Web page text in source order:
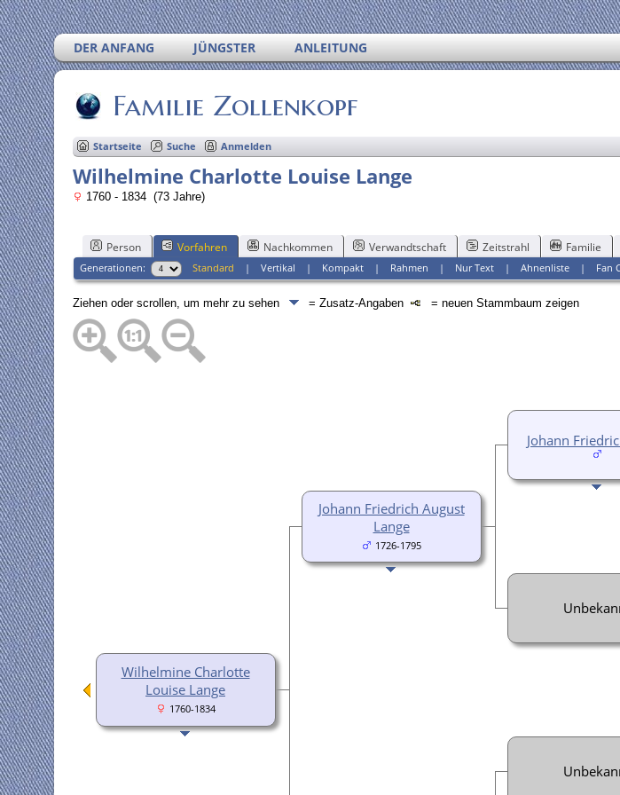
DER ANFANG JÜNGSTER ANLEITUNG
Familie Zollenkopf
Startseite Suche Anmelden
Wilhelmine Charlotte Louise Lange
1760 - 1834 (73 Jahre)
Person Vorfahren Nachkommen Verwandtschaft Zeitstrahl Familie
Generationen: Standard |Vertikal | Kompakt | Rahmen | Nur Text |Ahnenliste | Fan
Ziehen oder scrollen, um mehr zu sehen = Zusatz-Angaben = neuen Stammbaum zeigen
Wilhelmine Charlotte
Louise Lange
1760-1834
Johann Friedrich August
Lange
1726-1795
Johann